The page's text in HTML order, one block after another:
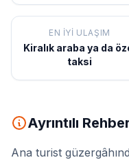
EN İYI ULAŞIM
Kiralık araba ya da
taksi
Ayrıntılı
Ana turist